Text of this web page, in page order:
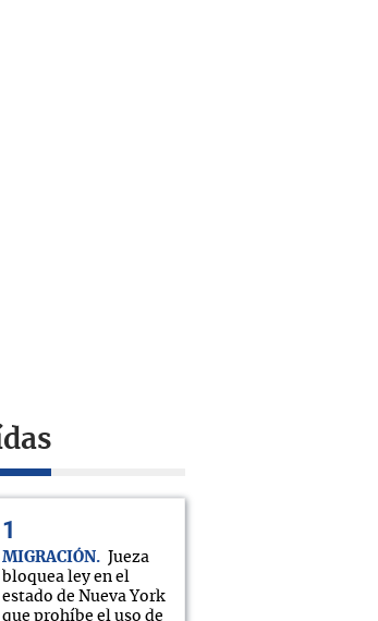
MIGRACIÓN
Jueza
bloquea ley en el
estado de Nueva York
que prohíbe el uso de